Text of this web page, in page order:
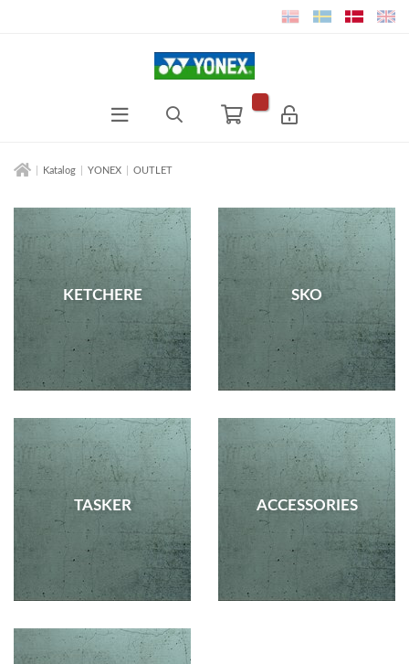
Katalog YONEX OUTLET
KETCHERE SKO
TASKER ACCESSORIES